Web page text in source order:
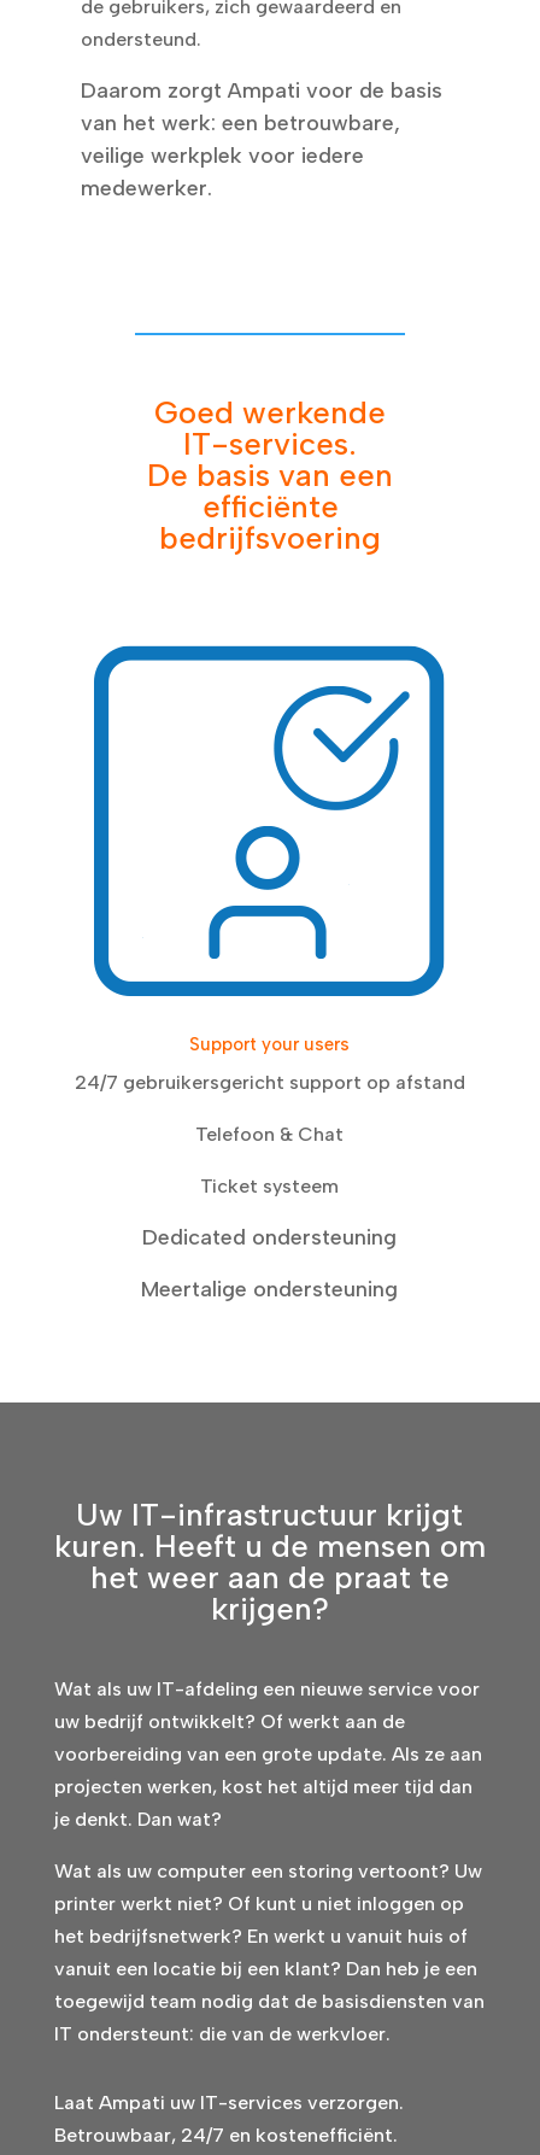
de gebruikers, zich gewaardeerd en
ondersteund.
Daarom zorgt Ampati voor de basis
van het werk: een betrouwbare,
veilige werkplek voor iedere
medewerker.
Goed werkende
IT-services.
De basis van een
efficiënte
bedrijfsvoering
Support your users
24/7 gebruikersgericht support op afstand
Telefoon & Chat
Ticket systeem
Dedicated ondersteuning
Meertalige ondersteuning
Uw IT-infrastructuur krijgt
kuren. Heeft u de mensen om
het weer aan de praat te
krijgen?
Wat als uw IT-afdeling een nieuwe service voor
uw bedrijf ontwikkelt? Of werkt aan de
voorbereiding van een grote update. Als ze aan
projecten werken, kost het altijd meer tijd dan
je denkt. Dan wat?
Wat als uw computer een storing vertoont? Uw
printer werkt niet? Of kunt u niet inloggen op
het bedrijfsnetwerk? En werkt u vanuit huis of
vanuit een locatie bij een klant? Dan heb je een
toegewijd team nodig dat de basisdiensten van
IT ondersteunt: die van de werkvloer.
Laat Ampati uw IT-services verzorgen.
Betrouwbaar, 24/7 en kostenefficiënt.